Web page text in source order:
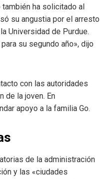
ha solicitado al
su angustia por el arresto
Universidad de Purdue.
su segundo año», dijo
con las autoridades
de la joven. En
apoyo a la familia Go.
de la administración
y las «ciudades